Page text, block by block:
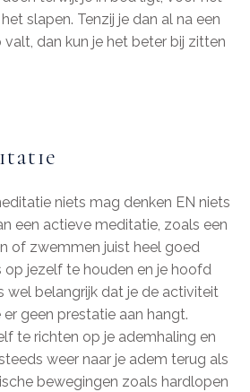
slapen. Tenzij je dan al na een
valt, dan kun je het beter bij zitten
niets mag denken EN niets
een actieve meditatie, zoals een
of zwemmen juist heel goed
jezelf te houden en je hoofd
wel belangrijk dat je de activiteit
geen prestatie aan hangt.
te richten op je ademhaling en
weer naar je adem terug als
bewegingen zoals hardlopen